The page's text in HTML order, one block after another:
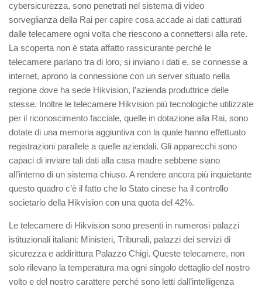
cybersicurezza, sono penetrati nel sistema di video
sorveglianza della Rai per capire cosa accade ai dati catturati
dalle telecamere ogni volta che riescono a connettersi alla rete.
La scoperta non è stata affatto rassicurante perché le
telecamere parlano tra di loro, si inviano i dati e, se connesse a
internet, aprono la connessione con un server situato nella
regione dove ha sede Hikvision, l’azienda produttrice delle
stesse. Inoltre le telecamere Hikvision più tecnologiche utilizzate
per il riconoscimento facciale, quelle in dotazione alla Rai, sono
dotate di una memoria aggiuntiva con la quale hanno effettuato
registrazioni parallele a quelle aziendali. Gli apparecchi sono
capaci di inviare tali dati alla casa madre sebbene siano
all’interno di un sistema chiuso. A rendere ancora più inquietante
questo quadro c’è il fatto che lo Stato cinese ha il controllo
societario della Hikvision con una quota del 42%.
Le telecamere di Hikvision sono presenti in numerosi palazzi
istituzionali italiani: Ministeri, Tribunali, palazzi dei servizi di
sicurezza e addirittura Palazzo Chigi. Queste telecamere, non
solo rilevano la temperatura ma ogni singolo dettaglio del nostro
volto e del nostro carattere perché sono letti dall’intelligenza